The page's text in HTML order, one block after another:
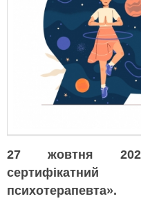
27 жовтня
психотерапевта».